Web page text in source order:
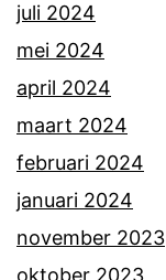
juli 2024
mei 2024
april 2024
maart 2024
februari 2024
januari 2024
november 2023
oktober 2023